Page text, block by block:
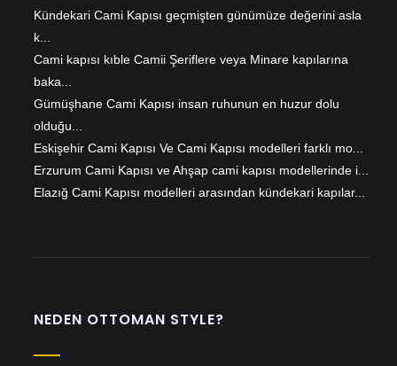
Kündekari Cami Kapısı geçmişten günümüze değerini asla
k...
Cami kapısı kıble Camii Şeriflere veya Minare kapılarına
baka...
Gümüşhane Cami Kapısı insan ruhunun en huzur dolu
olduğu...
Eskişehir Cami Kapısı Ve Cami Kapısı modelleri farklı mo...
Erzurum Cami Kapısı ve Ahşap cami kapısı modellerinde i...
Elazığ Cami Kapısı modelleri arasından kündekari kapılar...
NEDEN OTTOMAN STYLE?